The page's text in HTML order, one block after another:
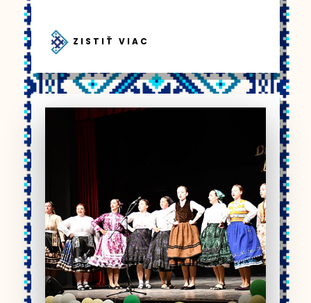
ZISTIŤ VIAC